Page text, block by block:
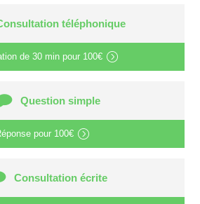
téléphonique
de 30 min pour 100€
Question simple
pour 100€
Consultation écrite